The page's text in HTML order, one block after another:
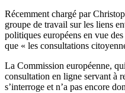
Récemment chargé par
groupe de travail sur les liens
politiques européens en vue
que « les consultations
La Commission européenne,
consultation en ligne servant à
s’interroge et n’a pas encore